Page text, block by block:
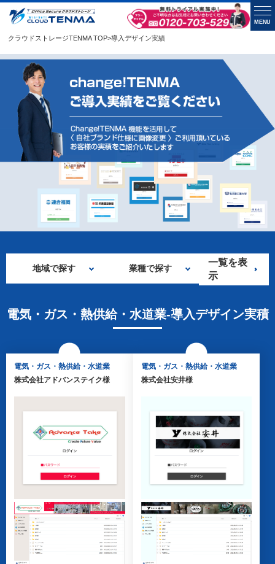
クラウドストレージTENMA TOP>導入デザイン実績
地域で探す
東海
中国・四国
九州・沖縄
業種で探す
サービス業
電気・ガス・熱供給・水
一覧を表
示
電気・ガス・熱供給・水道業-導入デザイン実積
電気・ガス・熱供給・水道業
株式会社アドバンステイク様
電気・ガス・熱供給・水道業
株式会社安井様
MENU